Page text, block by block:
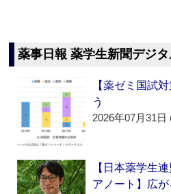
薬事日報 薬学生新聞デジ
【薬ゼミ国試
う
2026年07月31日
【日本薬学生
アノート】広